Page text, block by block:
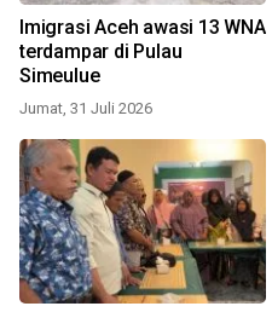
Imigrasi Aceh awasi 13 WNA
terdampar di Pulau
Simeulue
Jumat, 31 Juli 2026